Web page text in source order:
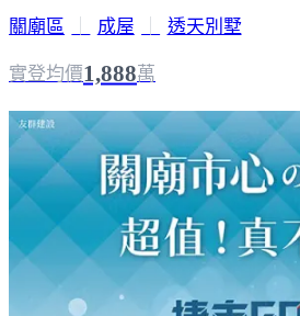
關廟區 成屋 透天別墅
實登均價1,888萬